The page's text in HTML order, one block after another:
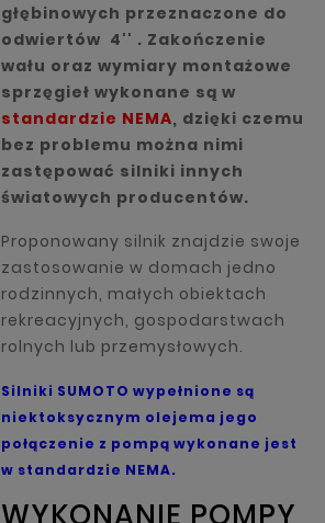
głębinowych przeznaczone do
odwiertów 4'' . Zakończenie
wału oraz wymiary montażowe
sprzęgieł wykonane są w
standardzie NEMA, dzięki czemu
bez problemu można nimi
zastępować silniki innych
światowych producentów.
Proponowany silnik znajdzie swoje
zastosowanie w domach jedno
rodzinnych, małych obiektach
rekreacyjnych, gospodarstwach
rolnych lub przemysłowych.
Silniki SUMOTO wypełnione są
niektoksycznym olejema jego
połączenie z pompą wykonane jest
w standardzie NEMA.